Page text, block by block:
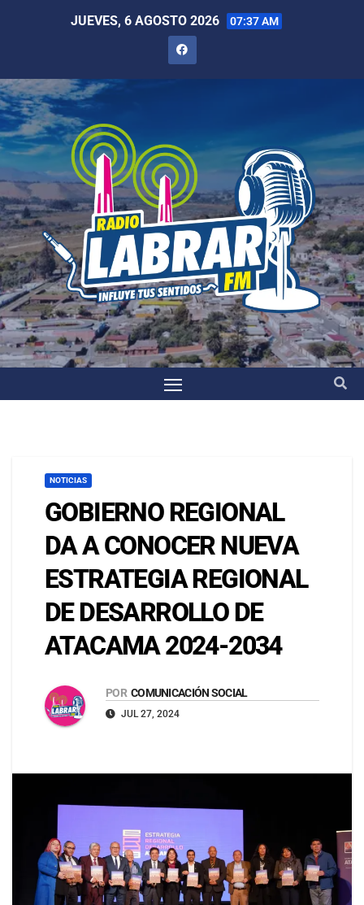
JUEVES, 6 AGOSTO 2026 07:37 AM
NOTICIAS
GOBIERNO REGIONAL
DA A CONOCER NUEVA
ESTRATEGIA REGIONAL
DE DESARROLLO DE
ATACAMA 2024-2034
POR COMUNICACIÓN SOCIAL
JUL 27, 2024